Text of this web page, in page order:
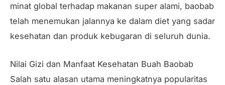
minat global terhadap makanan super alami, baobab
telah menemukan jalannya ke dalam diet yang sadar
kesehatan dan produk kebugaran di seluruh dunia.
Nilai Gizi dan Manfaat Kesehatan Buah Baobab
Salah satu alasan utama meningkatnya popularitas